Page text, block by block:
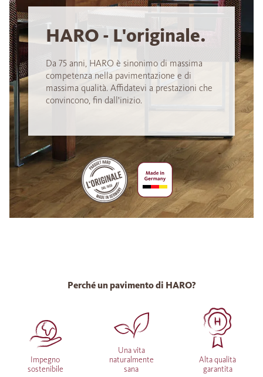
HARO - L'originale.
Da 75 anni, HARO è sinonimo di massima
competenza nella pavimentazione e di
massima qualità. Affidatevi a prestazioni che
convincono, fin dall'inizio.
Perché un pavimento di HARO?
Impegno
sostenibile
Una vita
naturalmente
sana
Alta qualità
garantita